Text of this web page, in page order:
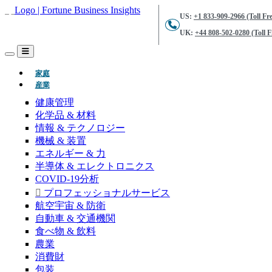
US: +1 833-909-2966 (Toll
UK: +44 808-502-0280 (Toll
家庭(現在)
産業
健康管理
化学品 & 材料
情報 & テクノロジー
機械 & 装置
エネルギー & 力
半導体 & エレクトロニクス
COVID-19分析
プロフェッショナルサービス
航空宇宙 & 防衛
自動車 & 交通機関
食べ物 & 飲料
農業
消費財
包装